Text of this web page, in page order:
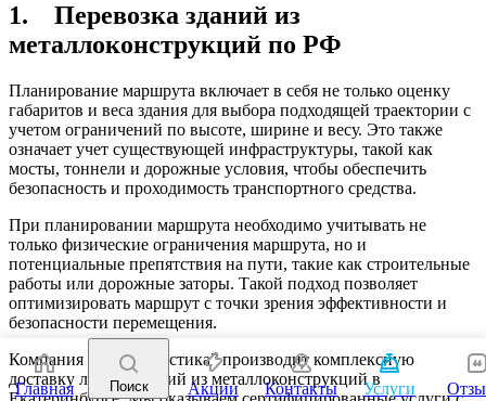
1. Перевозка зданий из
металлоконструкций по РФ
Планирование маршрута включает в себя не только оценку
габаритов и веса здания для выбора подходящей траектории с
учетом ограничений по высоте, ширине и весу. Это также
означает учет существующей инфраструктуры, такой как
мосты, тоннели и дорожные условия, чтобы обеспечить
безопасность и проходимость транспортного средства.
При планировании маршрута необходимо учитывать не
только физические ограничения маршрута, но и
потенциальные препятствия на пути, такие как строительные
работы или дорожные заторы. Такой подход позволяет
оптимизировать маршрут с точки зрения эффективности и
безопасности перемещения.
Компания “Спецлогистика” производит комплексную
доставку любых зданий из металлоконструкций в
Главная Поиск Акции Контакты Услуги